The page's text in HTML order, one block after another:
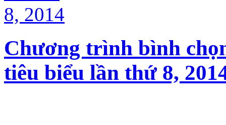
Chương trình bình
tiêu biểu lần thứ 8,